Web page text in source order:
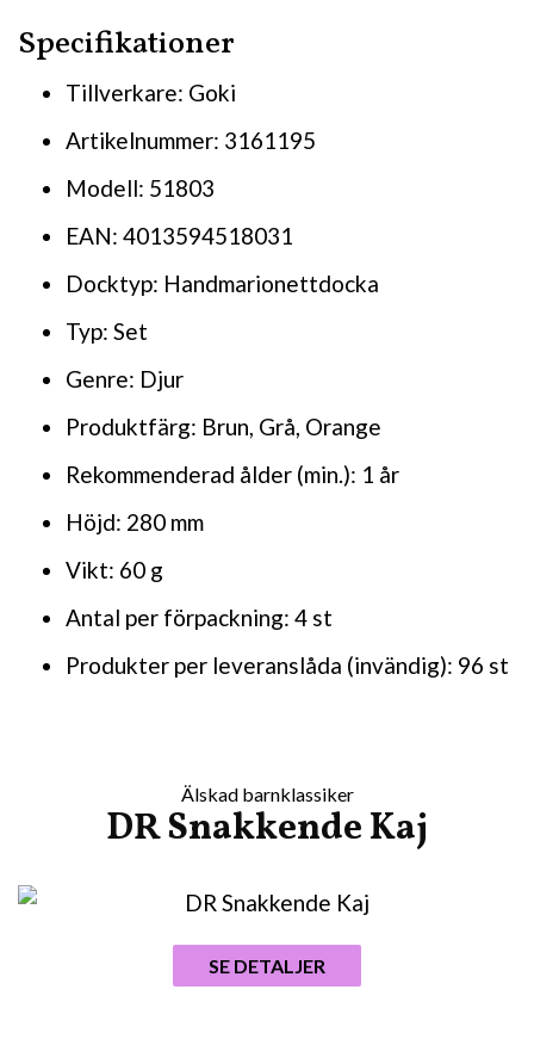
Specifikationer
Tillverkare: Goki
Artikelnummer: 3161195
Modell: 51803
EAN: 4013594518031
Docktyp: Handmarionettdocka
Typ: Set
Genre: Djur
Produktfärg: Brun, Grå, Orange
Rekommenderad ålder (min.): 1 år
Höjd: 280 mm
Vikt: 60 g
Antal per förpackning: 4 st
Produkter per leveranslåda (invändig): 96 st
Älskad barnklassiker
DR Snakkende Kaj
SE DETALJER